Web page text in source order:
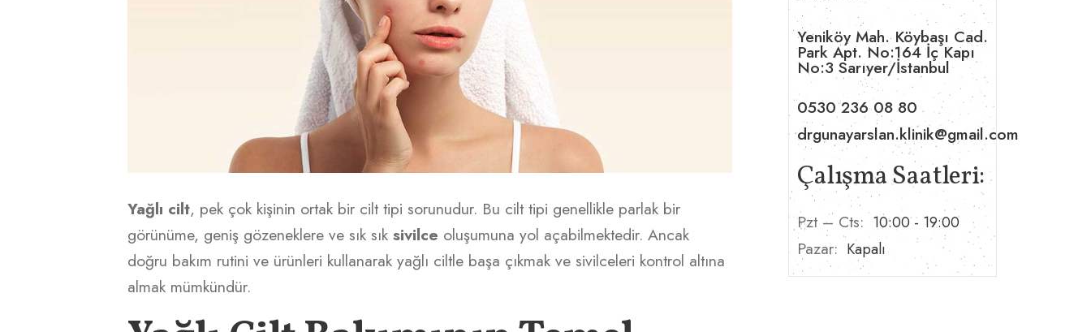
Yağlı cilt, pek çok kişinin ortak bir cilt tipi sorunudur. Bu cilt tipi genellikle parlak bir
görünüme, geniş gözeneklere ve sık sıksivilce oluşumuna yol açabilmektedir. Ancak
doğru bakım rutini ve ürünleri kullanarak yağlı ciltle başa çıkmak ve sivilceleri kontrol altına
almak mümkündür.
Yeniköy Mah. Köybaşı Cad.
Park Apt. No:164 İç Kapı
No:3 Sarıyer/İstanbul
0530 236 08 80
drgunayarslan.klinik@gmail.com
Çalışma Saatleri:
Pzt – Cts: 10:00 - 19:00
Pazar: Kapalı